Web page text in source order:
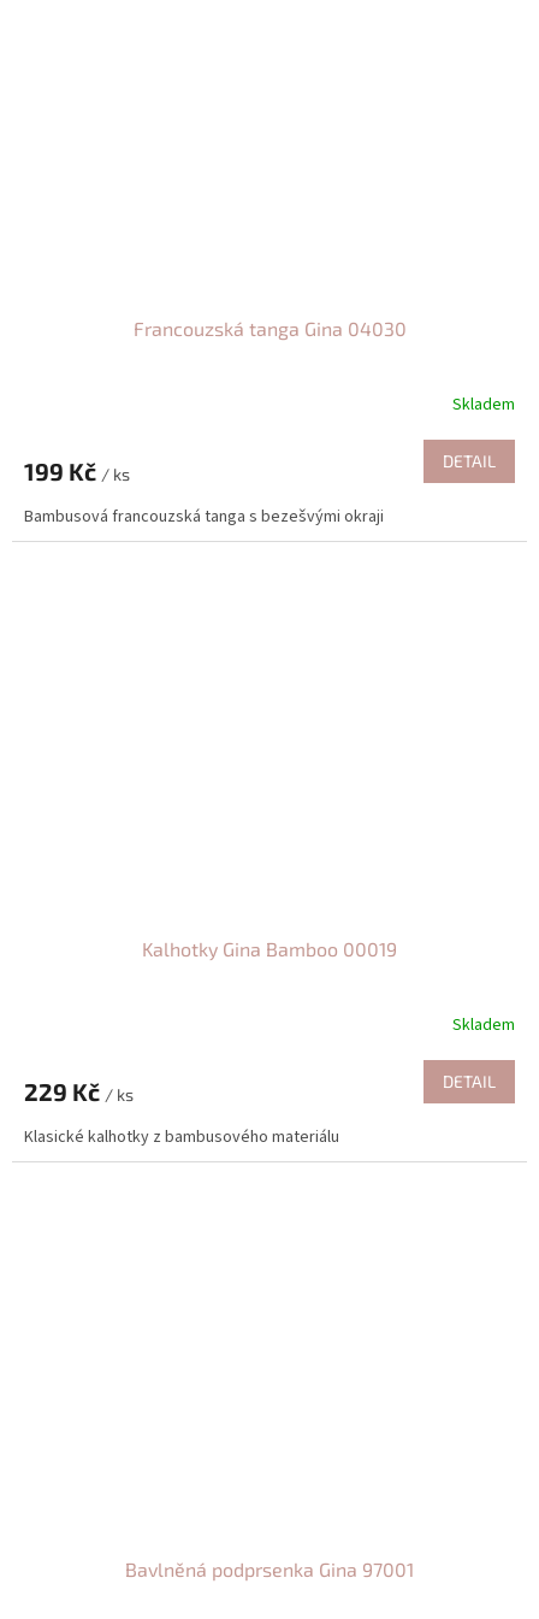
Francouzská tanga Gina 04030
Skladem
199 Kč / ks
DETAIL
Bambusová francouzská tanga s bezešvými okraji
Kalhotky Gina Bamboo 00019
Skladem
229 Kč / ks
DETAIL
Klasické kalhotky z bambusového materiálu
Bavlněná podprsenka Gina 97001